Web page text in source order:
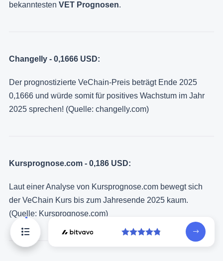
bekanntesten VET Prognosen.
Changelly - 0,1666 USD:
Der prognostizierte VeChain-Preis beträgt Ende 2025
0,1666 und würde somit für positives Wachstum im Jahr
2025 sprechen! (Quelle: changelly.com)
Kursprognose.com - 0,186 USD:
Laut einer Analyse von Kursprognose.com bewegt sich
der VeChain Kurs bis zum Jahresende 2025 kaum.
(Quelle: Kursprognose.com)